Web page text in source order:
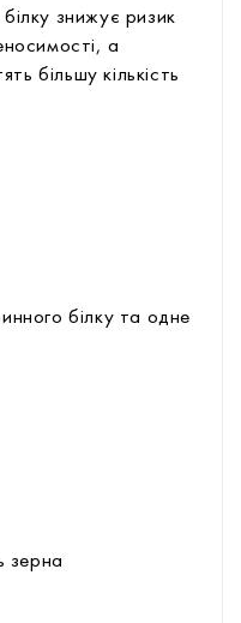
знижує ризик
а
більшу кількість
білку та одне
зерна